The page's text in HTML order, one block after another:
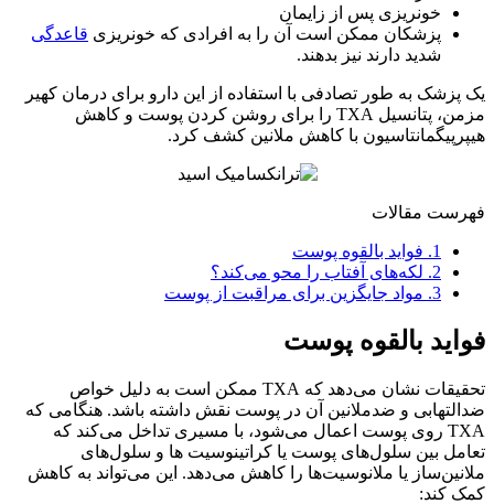
خونریزی پس از زایمان
پزشکان ممکن است آن را به افرادی که خونریزی قاعدگی
شدید دارند نیز بدهند.
یک پزشک به طور تصادفی با استفاده از این دارو برای درمان کهیر
مزمن، پتانسیل TXA را برای روشن کردن پوست و کاهش
هیپرپیگمانتاسیون با کاهش ملانین کشف کرد.
فهرست مقالات
1. فواید بالقوه پوست
2. لکه‌های آفتاب را محو می‌کند؟
3. مواد جایگزین برای مراقبت از پوست
فواید بالقوه پوست
تحقیقات نشان می‌دهد که TXA ممکن است به دلیل خواص
ضدالتهابی و ضدملانین آن در پوست نقش داشته باشد. هنگامی که
TXA روی پوست اعمال می‌شود، با مسیری تداخل می‌کند که
تعامل بین سلول‌های پوست یا کراتینوسیت ها و سلول‌های
ملانین‌ساز یا ملانوسیت‌ها را کاهش می‌دهد. این می‌تواند به کاهش
کمک کند: